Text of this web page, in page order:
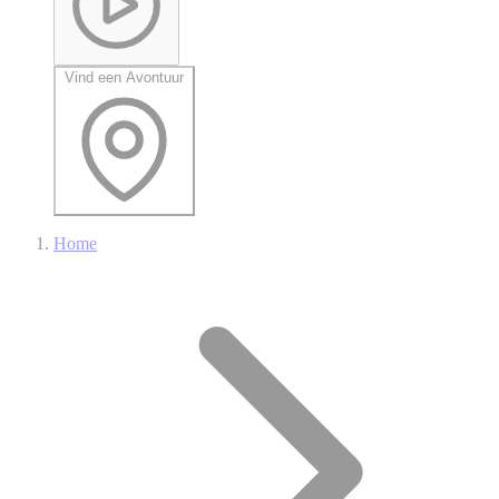
Vind een Avontuur
Home